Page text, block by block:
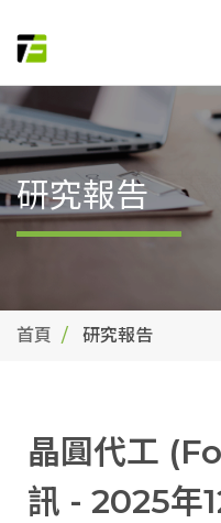
研究報告
首頁 研究報告
晶圓代工
訊 - 2025年